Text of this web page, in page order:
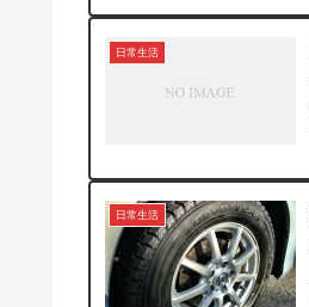
日常生活
日常生活